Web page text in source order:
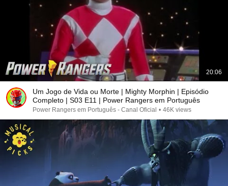
20:06
Um Jogo de Vida ou Morte | Mighty Morphin | Episódio
Completo | S03 E11 | Power Rangers em Português
Power Rangers em Português - Canal Oficial • 46K views